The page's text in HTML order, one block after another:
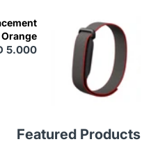
5.000
Featured Products